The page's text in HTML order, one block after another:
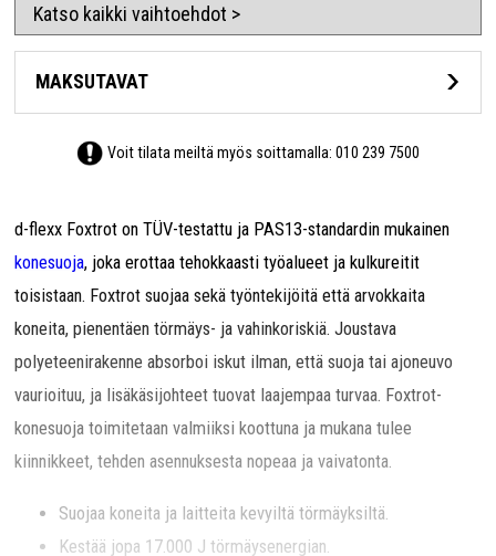
Katso kaikki vaihtoehdot >
MAKSUTAVAT
Voit tilata meiltä myös soittamalla:010 239 7500
d-flexx Foxtrot on TÜV-testattu ja PAS13-standardin mukainen
konesuoja, joka erottaa tehokkaasti työalueet ja kulkureitit
toisistaan. Foxtrot suojaa sekä työntekijöitä että arvokkaita
koneita, pienentäen törmäys- ja vahinkoriskiä. Joustava
polyeteenirakenne absorboi iskut ilman, että suoja tai ajoneuvo
vaurioituu, ja lisäkäsijohteet tuovat laajempaa turvaa. Foxtrot-
konesuoja toimitetaan valmiiksi koottuna ja mukana tulee
kiinnikkeet, tehden asennuksesta nopeaa ja vaivatonta.
Suojaa koneita ja laitteita kevyiltä törmäyksiltä.
Kestää jopa 17.000 J törmäysenergian.